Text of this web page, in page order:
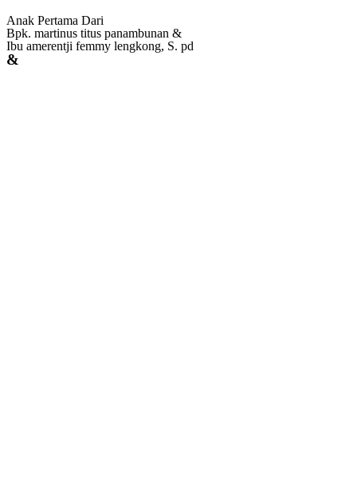
Anak Pertama Dari
Bpk. martinus titus panambunan &
Ibu amerentji femmy lengkong, S. pd
&